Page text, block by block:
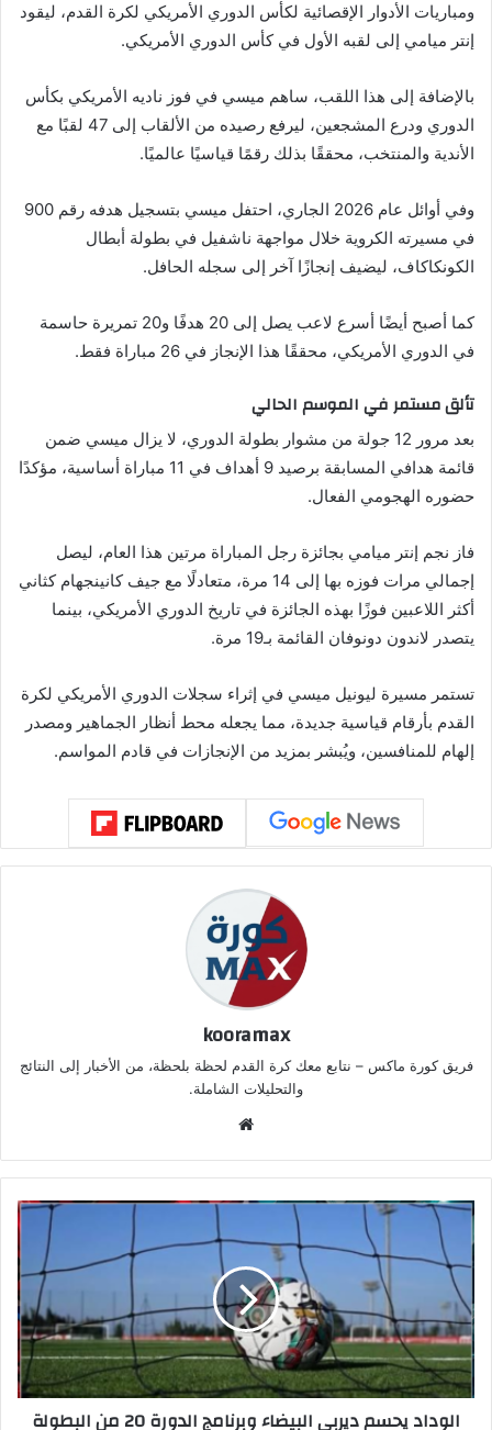
ومباريات الأدوار الإقصائية لكأس الدوري الأمريكي لكرة القدم، ليقود
إنتر ميامي إلى لقبه الأول في كأس الدوري الأمريكي.
بالإضافة إلى هذا اللقب، ساهم ميسي في فوز ناديه الأمريكي بكأس
الدوري ودرع المشجعين، ليرفع رصيده من الألقاب إلى 47 لقبًا مع
الأندية والمنتخب، محققًا بذلك رقمًا قياسيًا عالميًا.
وفي أوائل عام 2026 الجاري، احتفل ميسي بتسجيل هدفه رقم 900
في مسيرته الكروية خلال مواجهة ناشفيل في بطولة أبطال
الكونكاكاف، ليضيف إنجازًا آخر إلى سجله الحافل.
كما أصبح أيضًا أسرع لاعب يصل إلى 20 هدفًا و20 تمريرة حاسمة
في الدوري الأمريكي، محققًا هذا الإنجاز في 26 مباراة فقط.
تألق مستمر في الموسم الحالي
بعد مرور 12 جولة من مشوار بطولة الدوري، لا يزال ميسي ضمن
قائمة هدافي المسابقة برصيد 9 أهداف في 11 مباراة أساسية، مؤكدًا
حضوره الهجومي الفعال.
فاز نجم إنتر ميامي بجائزة رجل المباراة مرتين هذا العام، ليصل
إجمالي مرات فوزه بها إلى 14 مرة، متعادلًا مع جيف كانينجهام كثاني
أكثر اللاعبين فوزًا بهذه الجائزة في تاريخ الدوري الأمريكي، بينما
يتصدر لاندون دونوفان القائمة بـ19 مرة.
تستمر مسيرة ليونيل ميسي في إثراء سجلات الدوري الأمريكي لكرة
القدم بأرقام قياسية جديدة، مما يجعله محط أنظار الجماهير ومصدر
إلهام للمنافسين، ويُبشر بمزيد من الإنجازات في قادم المواسم.
kooramax
فريق كورة ماكس – نتابع معك كرة القدم لحظة بلحظة، من الأخبار إلى النتائج
والتحليلات الشاملة.
الوي
ب
الوداد يحسم ديربي البيضاء وبرنامج الدورة 20 من البطولة